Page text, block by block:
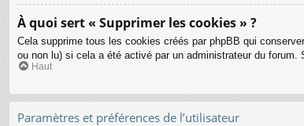
À quoi sert « Supprimer les cookies » ?
Cela supprime tous les cookies créés par phpBB qui
ou non lu) si cela a été activé par un administrateur du
Haut
Paramètres et préférences de l’utilisateur